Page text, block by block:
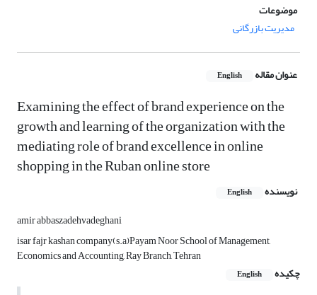
موضوعات
مدیریت بازرگانی
عنوان مقاله English
Examining the effect of brand experience on the
growth and learning of the organization with the
mediating role of brand excellence in online
shopping in the Ruban online store
نویسنده English
amir abbaszadehvadeghani
isar fajr kashan company(s.a)Payam Noor School of Management,
Economics and Accounting, Ray Branch, Tehran
چکیده
English